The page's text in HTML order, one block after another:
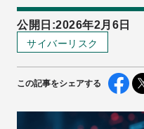
公開日:2026年2月6日
サイバーリスク
この記事をシェアする